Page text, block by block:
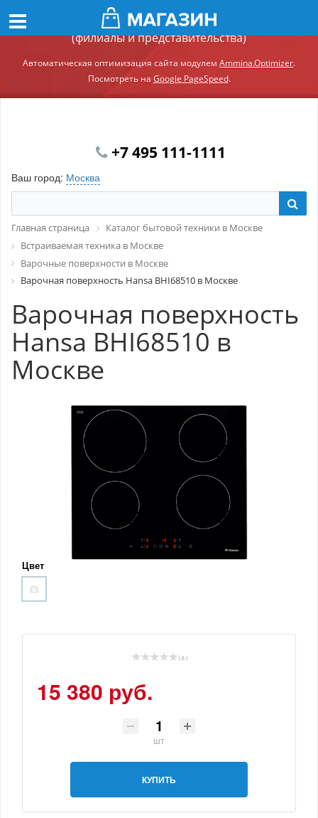
Демонстрационный сайт модуля Ammina.Регионы
(филиалы и представительства)
Автоматическая оптимизация сайта модулем Ammina.Optimizer.
Посмотреть на Google PageSpeed.
+7 495 111-1111
Ваш город: Москва
Главная страница
Каталог бытовой техники в Москве
Встраиваемая техника в Москве
Варочные поверхности в Москве
Варочная поверхность Hansa BHI68510 в Москве
Варочная поверхность
Hansa BHI68510 в
Москве
Цвет
( 0 )
15 380 руб.
шт
КУПИТЬ